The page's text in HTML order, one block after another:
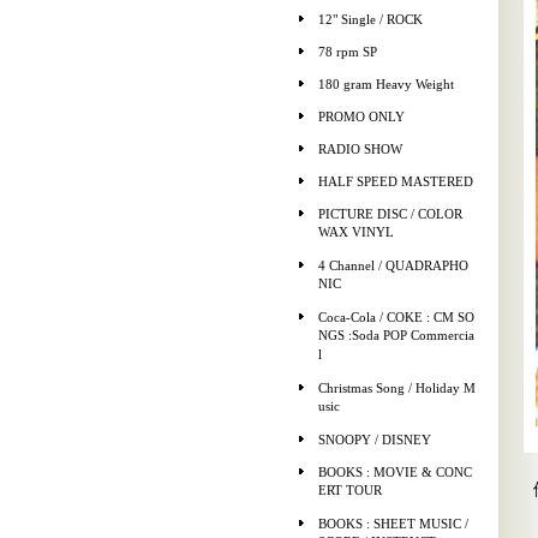
12" Single / ROCK
78 rpm SP
180 gram Heavy Weight
PROMO ONLY
RADIO SHOW
HALF SPEED MASTERED
PICTURE DISC / COLOR
WAX VINYL
4 Channel / QUADRAPHO
NIC
Coca-Cola / COKE : CM SO
NGS :Soda POP Commercia
l
Christmas Song / Holiday M
usic
SNOOPY / DISNEY
BOOKS : MOVIE & CONC
ERT TOUR
BOOKS : SHEET MUSIC /